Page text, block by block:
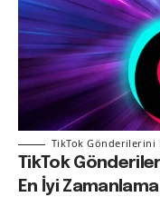
TikTok Gönderilerini
TikTok
En İyi